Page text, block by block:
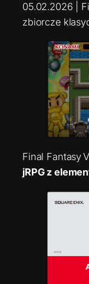
05.02.2026 |
zbiorcze
Final Fantasy
jRPG z